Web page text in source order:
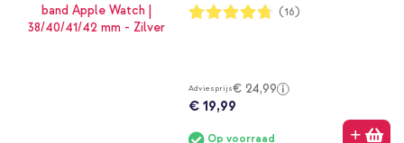
Waardering:
95%
(16)
Adviesprijs€ 24,99
€ 19,99
Op voorraad